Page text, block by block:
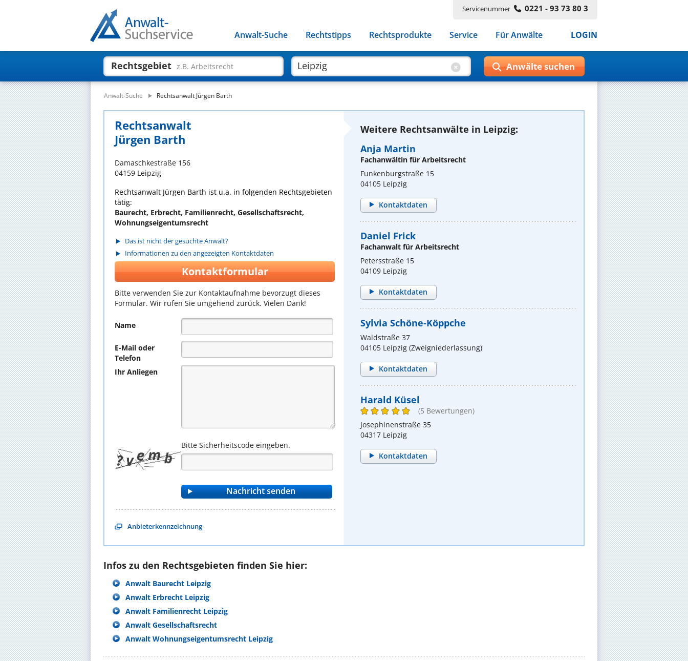
Servicenummer 0221 - 93 73 80 3
Anwalt-Suche Rechtstipps Rechtsprodukte Service Für Anwälte LOGIN
Rechtsgebiet z.B. Arbeitsrecht
Anwalt-Suche Rechtsanwalt Jürgen Barth
Rechtsanwalt
Jürgen Barth
Damaschkestraße 156
04159 Leipzig
Rechtsanwalt Jürgen Barth ist u.a. in folgenden Rechtsgebieten
tätig:
Baurecht, Erbrecht, Familienrecht, Gesellschaftsrecht,
Wohnungseigentumsrecht
Das ist nicht der gesuchte Anwalt?
Informationen zu den angezeigten Kontaktdaten
Kontaktformular
Bitte verwenden Sie zur Kontaktaufnahme bevorzugt dieses
Formular. Wir rufen Sie umgehend zurück. Vielen Dank!
Name
E-Mail oder
Telefon
Ihr Anliegen
Bitte Sicherheitscode eingeben.
Anbieterkennzeichnung
Weitere Rechtsanwälte in Leipzig:
Anja Martin
Fachanwältin für Arbeitsrecht
Funkenburgstraße 15
04105 Leipzig
Kontaktdaten
Daniel Frick
Fachanwalt für Arbeitsrecht
Petersstraße 15
04109 Leipzig
Kontaktdaten
Sylvia Schöne-Köppche
Waldstraße 37
04105 Leipzig (Zweigniederlassung)
Kontaktdaten
Harald Küsel
(5 Bewertungen)
Josephinenstraße 35
04317 Leipzig
Kontaktdaten
Infos zu den Rechtsgebieten finden Sie hier:
Anwalt Baurecht Leipzig
Anwalt Erbrecht Leipzig
Anwalt Familienrecht Leipzig
Anwalt Gesellschaftsrecht
Anwalt Wohnungseigentumsrecht Leipzig